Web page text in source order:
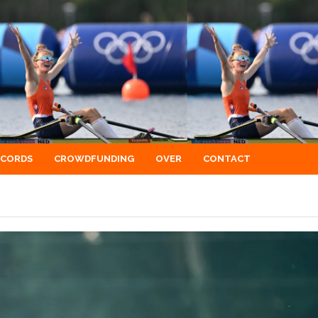
CROWDFUNDING OVER CONTACT